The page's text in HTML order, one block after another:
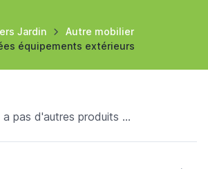
Jardin
Autre mobilier
équipements extérieurs
a pas d'autres produits ...